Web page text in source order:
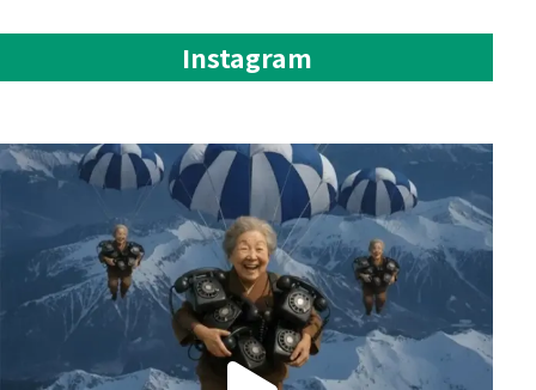
Instagram
📞AIテレアポで“営業効率”を最大化する時代へ
114 4